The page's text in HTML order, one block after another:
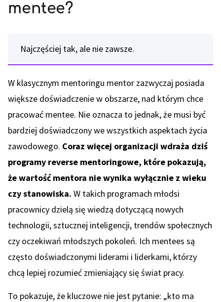
mentee?
Najczęściej tak, ale nie zawsze.
W klasycznym mentoringu mentor zazwyczaj posiada
większe doświadczenie w obszarze, nad którym chce
pracować mentee. Nie oznacza to jednak, że musi być
bardziej doświadczony we wszystkich aspektach życia
zawodowego. Coraz więcej organizacji wdraża dziś
programy reverse mentoringowe, które pokazują,
że wartość mentora nie wynika wyłącznie z wieku
czy stanowiska. W takich programach młodsi
pracownicy dzielą się wiedzą dotyczącą nowych
technologii, sztucznej inteligencji, trendów społecznych
czy oczekiwań młodszych pokoleń. Ich mentees są
często doświadczonymi liderami i liderkami, którzy
chcą lepiej rozumieć zmieniający się świat pracy.
To pokazuje, że kluczowe nie jest pytanie: „kto ma